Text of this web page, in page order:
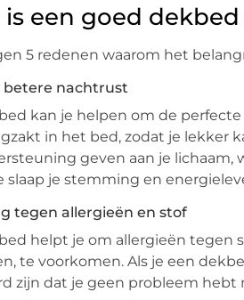
een goed
5 redenen waarom het
betere nachtrust
kan je helpen om de
in het bed, zodat je lekker
geven aan je
slaap je stemming en
tegen allergieën en stof
helpt je om allergieën tegen
te voorkomen. Als je een
zijn dat je geen probleem